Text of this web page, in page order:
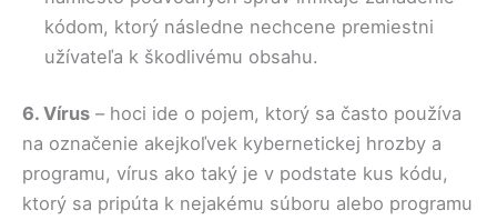
kódom, ktorý následne nechcene premiestni
užívateľa k škodlivému obsahu.
6. Vírus – hoci ide o pojem, ktorý sa často používa
na označenie akejkoľvek kybernetickej hrozby a
programu, vírus ako taký je v podstate kus kódu,
ktorý sa pripúta k nejakému súboru alebo programu